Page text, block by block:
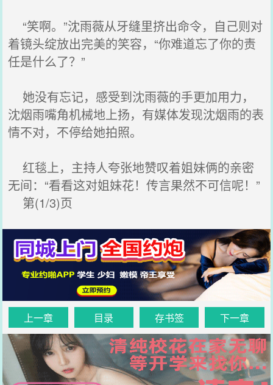
“笑啊。”沈雨薇从牙缝里挤出命令，自己则对
着镜头绽放出完美的笑容，“你难道忘了你的责
任是什么了？”
她没有忘记，感受到沈雨薇的手更加用力，
沈烟雨嘴角机械地上扬，有媒体发现沈烟雨的表
情不对，不停给她拍照。
红毯上，主持人夸张地赞叹着姐妹俩的亲密
无间：“看看这对姐妹花！传言果然不可信呢！”
第(1/3)页
上一章 目录 存书签 下一章